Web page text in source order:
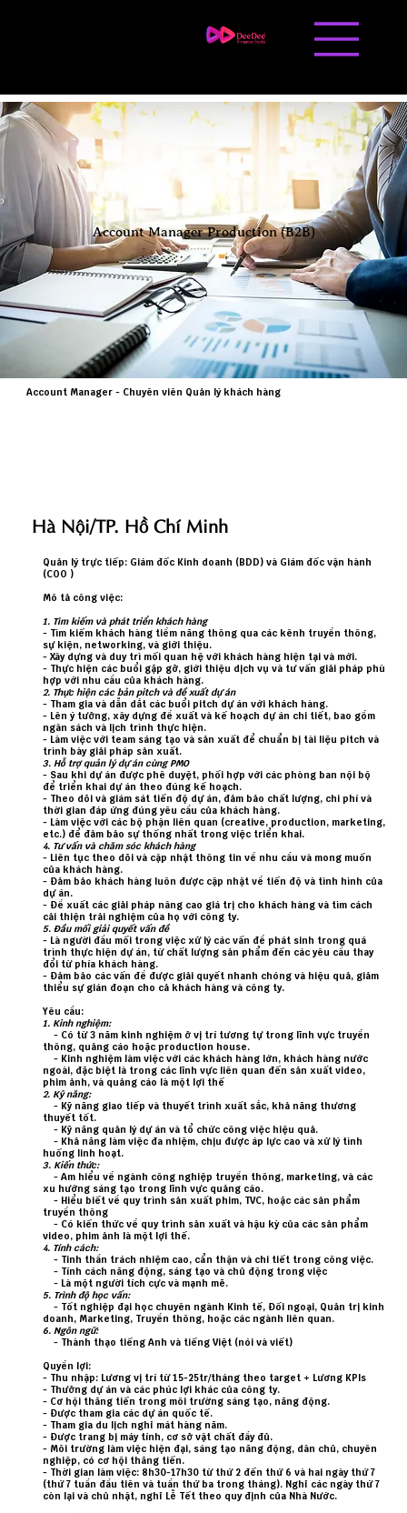
Account ManagerProduction (B2B)
Hà Nội/TP. Hồ Chí Minh
Quản lý trực tiếp: Giám đốc Kinh doanh (BDD) và Giám đốc vận hành
(COO )
Mô tả công việc:
1. Tìm kiếm và phát triển khách hàng
- Tìm kiếm khách hàng tiềm năng thông qua các kênh truyền thông,
sự kiện, networking, và giới thiệu.
- Xây dựng và duy trì mối quan hệ với khách hàng hiện tại và mới.
- Thực hiện các buổi gặp gỡ, giới thiệu dịch vụ và tư vấn giải pháp phù
hợp với nhu cầu của khách hàng.
2. Thực hiện các bản pitch và đề xuất dự án
- Tham gia và dẫn dắt các buổi pitch dự án với khách hàng.
- Lên ý tưởng, xây dựng đề xuất và kế hoạch dự án chi tiết, bao gồm
ngân sách và lịch trình thực hiện.
- Làm việc với team sáng tạo và sản xuất để chuẩn bị tài liệu pitch và
trình bày giải pháp sản xuất.
3. Hỗ trợ quản lý dự án cùng PMO
- Sau khi dự án được phê duyệt, phối hợp với các phòng ban nội bộ
để triển khai dự án theo đúng kế hoạch.
- Theo dõi và giám sát tiến độ dự án, đảm bảo chất lượng, chi phí và
thời gian đáp ứng đúng yêu cầu của khách hàng.
- Làm việc với các bộ phận liên quan (creative, production, marketing,
etc.) để đảm bảo sự thống nhất trong việc triển khai.
4. Tư vấn và chăm sóc khách hàng
- Liên tục theo dõi và cập nhật thông tin về nhu cầu và mong muốn
của khách hàng.
- Đảm bảo khách hàng luôn được cập nhật về tiến độ và tình hình của
dự án.
- Đề xuất các giải pháp nâng cao giá trị cho khách hàng và tìm cách
cải thiện trải nghiệm của họ với công ty.
5. Đầu mối giải quyết vấn đề
- Là người đầu mối trong việc xử lý các vấn đề phát sinh trong quá
trình thực hiện dự án, từ chất lượng sản phẩm đến các yêu cầu thay
đổi từ phía khách hàng.
- Đảm bảo các vấn đề được giải quyết nhanh chóng và hiệu quả, giảm
thiểu sự gián đoạn cho cả khách hàng và công ty.
Yêu cầu:
1. Kinh nghiệm:
- Có từ 3 năm kinh nghiệm ở vị trí tương tự trong lĩnh vực truyền
thông, quảng cáo hoặc production house.
- Kinh nghiệm làm việc với các khách hàng lớn, khách hàng nước
ngoài, đặc biệt là trong các lĩnh vực liên quan đến sản xuất video,
phim ảnh, và quảng cáo là một lợi thế
2. Kỹ năng:
- Kỹ năng giao tiếp và thuyết trình xuất sắc, khả năng thương
thuyết tốt.
- Kỹ năng quản lý dự án và tổ chức công việc hiệu quả.
- Khả năng làm việc đa nhiệm, chịu được áp lực cao và xử lý tình
huống linh hoạt.
3. Kiến thức:
- Am hiểu về ngành công nghiệp truyền thông, marketing, và các
xu hướng sáng tạo trong lĩnh vực quảng cáo.
- Hiểu biết về quy trình sản xuất phim, TVC, hoặc các sản phẩm
truyền thông
- Có kiến thức về quy trình sản xuất và hậu kỳ của các sản phẩm
video, phim ảnh là một lợi thế.
4. Tính cách:
- Tinh thần trách nhiệm cao, cẩn thận và chi tiết trong công việc.
- Tính cách năng động, sáng tạo và chủ động trong việc
- Là một người tích cực và mạnh mẽ.
5. Trình độ học vấn:
- Tốt nghiệp đại học chuyên ngành Kinh tế, Đối ngoại, Quản trị kinh
doanh, Marketing, Truyền thông, hoặc các ngành liên quan.
6. Ngôn ngữ:
- Thành thạo tiếng Anh và tiếng Việt (nói và viết)
Quyền lợi:
- Thu nhập: Lương vị trí từ 15-25tr/tháng theo target + Lương KPIs
- Thưởng dự án và các phúc lợi khác của công ty.
- Cơ hội thăng tiến trong môi trường sáng tạo, năng động.
- Được tham gia các dự án quốc tế.
- Tham gia du lịch nghỉ mát hàng năm.
- Được trang bị máy tính, cơ sở vật chất đầy đủ.
- Môi trường làm việc hiện đại, sáng tạo năng động, dân chủ, chuyên
nghiệp, có cơ hội thăng tiến.
- Thời gian làm việc: 8h30-17h30 từ thứ 2 đến thứ 6 và hai ngày thứ 7
(thứ 7 tuần đầu tiên và tuần thứ ba trong tháng). Nghỉ các ngày thứ 7
còn lại và chủ nhật, nghỉ Lễ Tết theo quy định của Nhà Nước.
Account Manager - Chuyên viên Quản lý khách hàng